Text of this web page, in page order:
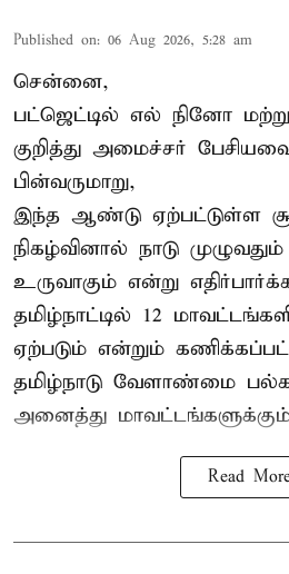
Published on: 06 Aug 2026, 5:28 am
சென்னை,
பட்ஜெட்டில் எல் நினோ
குறித்து அமைச்சர்
பின்வருமாறு,
இந்த ஆண்டு ஏற்பட்டுள்ள
நிகழ்வினால் நாடு
உருவாகும் என்று
தமிழ்நாட்டில் 12
ஏற்படும் என்றும்
தமிழ்நாடு வேளாண்மை
அனைத்து மாவட்டங்களுக்கும்
Read